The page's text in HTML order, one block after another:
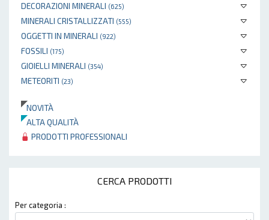
DECORAZIONI MINERALI (625)
MINERALI CRISTALLIZZATI (555)
OGGETTI IN MINERALI (922)
FOSSILI (175)
GIOIELLI MINERALI (354)
METEORITI (23)
NOVITÀ
ALTA QUALITÀ
PRODOTTI PROFESSIONALI
CERCA PRODOTTI
Per categoria :